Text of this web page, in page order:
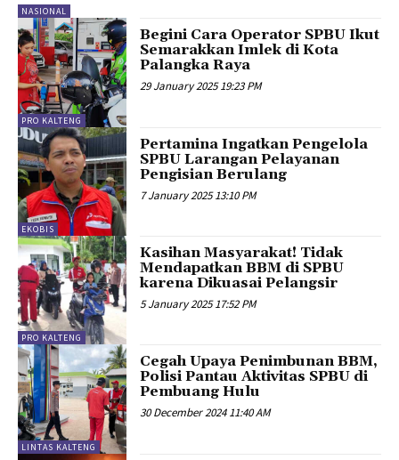
NASIONAL
PRO KALTENG
Begini Cara Operator SPBU Ikut
Semarakkan Imlek di Kota
Palangka Raya
29 January 2025 19:23 PM
EKOBIS
Pertamina Ingatkan Pengelola
SPBU Larangan Pelayanan
Pengisian Berulang
7 January 2025 13:10 PM
PRO KALTENG
Kasihan Masyarakat! Tidak
Mendapatkan BBM di SPBU
karena Dikuasai Pelangsir
5 January 2025 17:52 PM
LINTAS KALTENG
Cegah Upaya Penimbunan BBM,
Polisi Pantau Aktivitas SPBU di
Pembuang Hulu
30 December 2024 11:40 AM